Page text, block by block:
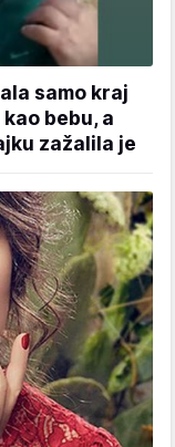
samo kraj
bebu, a
zažalila je